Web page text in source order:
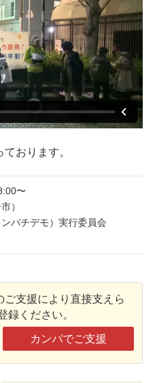
おります。
〜
）
パチデモ）実行委員会
ご支援により直接支えら
録ください。
カンパでご支援